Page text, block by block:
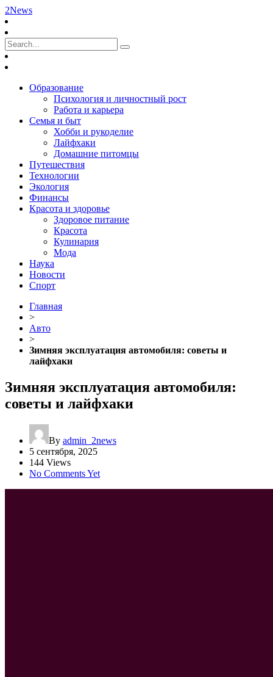
2News
Образование
Психология и личностный рост
Работа и карьера
Семья и быт
Хобби и рукоделие
Лайфхаки
Домашние питомцы
Путешествия
Технологии
Экология
Финансы
Красота и здоровье
Здоровое питание
Красота
Кулинария
Мода
Наука
Новости
Спорт
Главная
>
Авто
>
Зимняя эксплуатация автомобиля: советы и
лайфхаки
Зимняя эксплуатация автомобиля:
советы и лайфхаки
By admin_2news
5 сентября, 2025
144 Views
No Comments Yet